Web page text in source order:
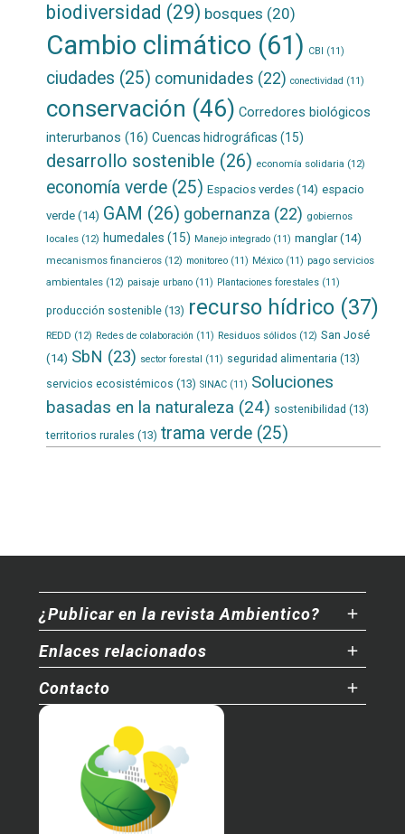
biodiversidad (29) bosques (20)
Cambio climático (61) CBI (11)
ciudades (25) comunidades (22) conectividad (11)
conservación (46) Corredores biológicos
interurbanos (16) Cuencas hidrográficas (15)
desarrollo sostenible (26) economía solidaria (12)
economía verde(25) Espacios verdes(14) espacio
verde(14) GAM (26) gobernanza (22) gobiernos
locales(12) humedales (15) Manejo integrado(11) manglar(14)
mecanismos financieros(12) monitoreo(11) México(11) pago servicios
ambientales(12) paisaje urbano(11) Plantaciones forestales(11)
producción sostenible(13) recurso hídrico(37)
REDD (12) Redes de colaboración (11) Residuos sólidos(12) San José
(14) SbN (23) sector forestal (11) seguridad alimentaria (13)
servicios ecosistémicos (13) SINAC(11) Soluciones
basadas en la naturaleza (24) sostenibilidad (13)
territorios rurales (13) trama verde(25)
¿Publicar en la revista Ambientico?
Enlaces relacionados
Contacto